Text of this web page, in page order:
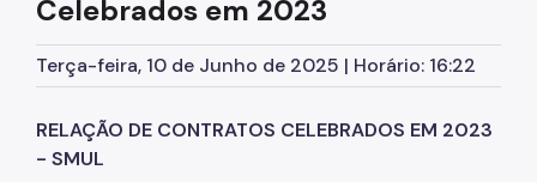
Planos Regionais
Demais Leis e Decretos
Outorga Onerosa
Celebrados em 2023
Terça-feira, 10 de Junho de 2025 | Horário: 16:22
RELAÇÃO DE CONTRATOS CELEBRADOS EM 2023
- SMUL